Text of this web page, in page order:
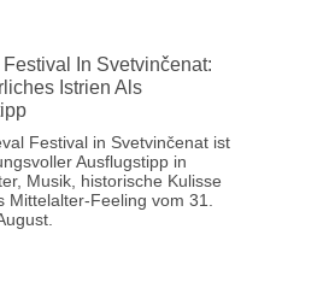
In Svetvinčenat:
Istrien Als
Festival in Svetvinčenat ist
Ausflugstipp in
Musik, historische Kulisse
Mittelalter-Feeling vom 31.